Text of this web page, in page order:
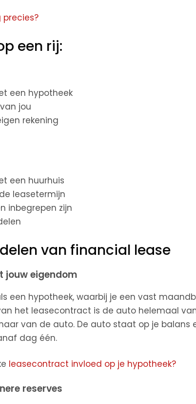
een rij:
een hypotheek
jou
rekening
een huurhuis
leasetermijn
inbegrepen zijn
van financial lease
jouw eigendom
een hypotheek, waarbij je een vast
het leasecontract is de auto helemaal
van de auto. De auto staat op je balans
dag één.
leasecontract invloed op je hypotheek?
reserves